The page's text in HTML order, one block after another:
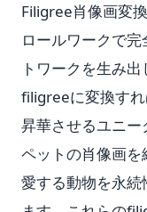
Filigree肖像画変
ロールワークで
トワークを生み
filigreeに変換す
昇華させるユニー
ペットの肖像画を
愛する動物を永続